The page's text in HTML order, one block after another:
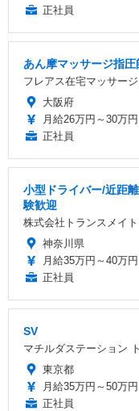
正社員
あん摩マッサージ指
フレアス在宅マッサー
大阪府
月給26万円～30万円
正社員
小型ドライバー/近距
験歓迎
株式会社トランスメイト
神奈川県
月給35万円～40万円
正社員
SV
マチルダステーション
東京都
月給35万円～50万円
正社員